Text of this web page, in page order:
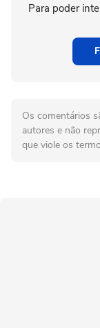
Para poder
Os comentários
autores e não
que viole os